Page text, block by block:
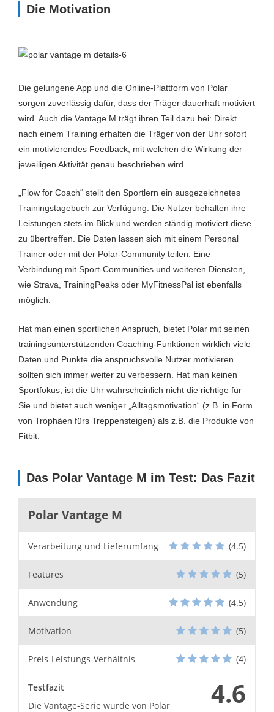
Die Motivation
Die gelungene App und die Online-Plattform von Polar
sorgen zuverlässig dafür, dass der Träger dauerhaft motiviert
wird. Auch die Vantage M trägt ihren Teil dazu bei: Direkt
nach einem Training erhalten die Träger von der Uhr sofort
ein motivierendes Feedback, mit welchen die Wirkung der
jeweiligen Aktivität genau beschrieben wird.
„Flow for Coach“ stellt den Sportlern ein ausgezeichnetes
Trainingstagebuch zur Verfügung. Die Nutzer behalten ihre
Leistungen stets im Blick und werden ständig motiviert diese
zu übertreffen. Die Daten lassen sich mit einem Personal
Trainer oder mit der Polar-Community teilen. Eine
Verbindung mit Sport-Communities und weiteren Diensten,
wie Strava, TrainingPeaks oder MyFitnessPal ist ebenfalls
möglich.
Hat man einen sportlichen Anspruch, bietet Polar mit seinen
trainingsunterstützenden Coaching-Funktionen wirklich viele
Daten und Punkte die anspruchsvolle Nutzer motivieren
sollten sich immer weiter zu verbessern. Hat man keinen
Sportfokus, ist die Uhr wahrscheinlich nicht die richtige für
Sie und bietet auch weniger „Alltagsmotivation“ (z.B. in Form
von Trophäen fürs Treppensteigen) als z.B. die Produkte von
Fitbit.
Das Polar Vantage M im Test: Das Fazit
Polar Vantage M
Verarbeitung und Lieferumfang (4.5)
Features (5)
Anwendung (4.5)
Motivation (5)
Preis-Leistungs-Verhältnis (4)
4.6
Testfazit
Die Vantage-Serie wurde von Polar